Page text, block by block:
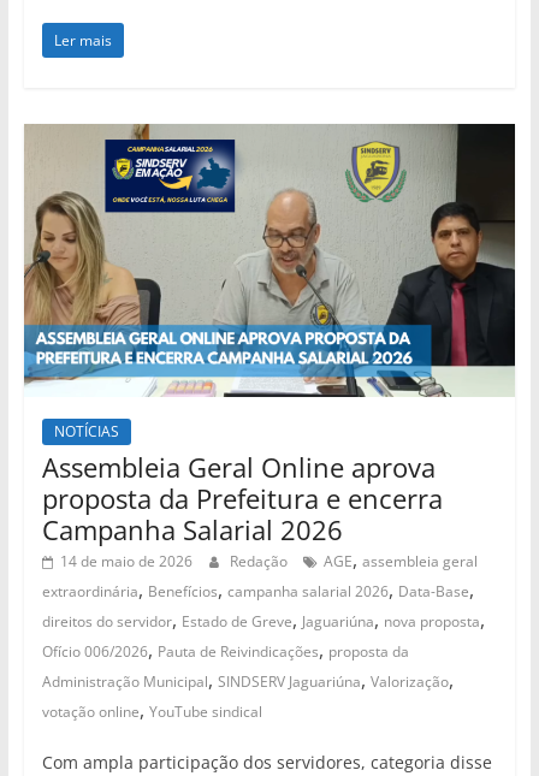
Ler mais
NOTÍCIAS
Assembleia Geral Online aprova
proposta da Prefeitura e encerra
Campanha Salarial 2026
14 de maio de 2026 Redação AGE, assembleia geral
extraordinária, Benefícios, campanha salarial 2026, Data-Base,
direitos do servidor, Estado de Greve, Jaguariúna, nova proposta,
Ofício 006/2026, Pauta de Reivindicações, proposta da
Administração Municipal, SINDSERV Jaguariúna, Valorização,
votação online, YouTube sindical
Com ampla participação dos servidores, categoria disse